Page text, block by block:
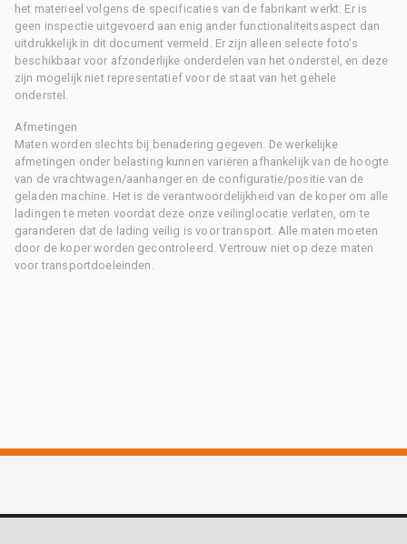
het materieel volgens de specificaties van de fabrikant werkt. Er is
geen inspectie uitgevoerd aan enig ander functionaliteitsaspect dan
uitdrukkelijk in dit document vermeld. Er zijn alleen selecte foto's
beschikbaar voor afzonderlijke onderdelen van het onderstel, en deze
zijn mogelijk niet representatief voor de staat van het gehele
onderstel.
Afmetingen
Maten worden slechts bij benadering gegeven. De werkelijke
afmetingen onder belasting kunnen variëren afhankelijk van de hoogte
van de vrachtwagen/aanhanger en de configuratie/positie van de
geladen machine. Het is de verantwoordelijkheid van de koper om alle
ladingen te meten voordat deze onze veilinglocatie verlaten, om te
garanderen dat de lading veilig is voor transport. Alle maten moeten
door de koper worden gecontroleerd. Vertrouw niet op deze maten
voor transportdoeleinden.